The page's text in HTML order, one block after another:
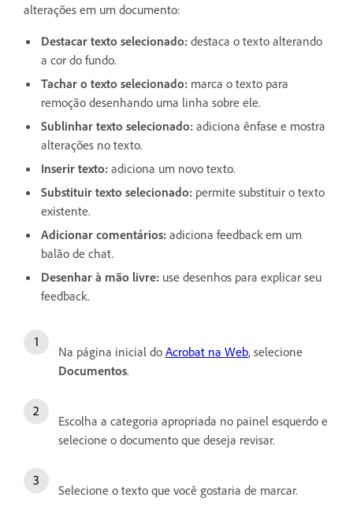
alterações em um documento:
Destacar texto selecionado: destaca o texto alterando
a cor do fundo.
Tachar o texto selecionado: marca o texto para
remoção desenhando uma linha sobre ele.
Sublinhar texto selecionado: adiciona ênfase e mostra
alterações no texto.
Inserir texto: adiciona um novo texto.
Substituir texto selecionado: permite substituir o texto
existente.
Adicionar comentários: adiciona feedback em um
balão de chat.
Desenhar à mão livre: use desenhos para explicar seu
feedback.
Na página inicial do Acrobat na Web, selecione
Documentos.
Escolha a categoria apropriada no painel esquerdo e
selecione o documento que deseja revisar.
Selecione o texto que você gostaria de marcar.